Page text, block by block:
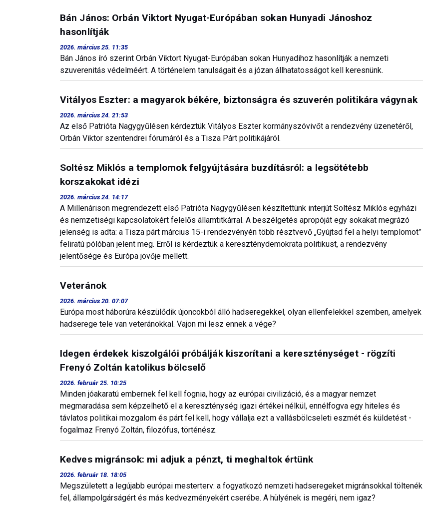
Bán János: Orbán Viktort Nyugat-Európában sokan Hunyadi Jánoshoz
hasonlítják
2026. március 25. 11:35
Bán János író szerint Orbán Viktort Nyugat-Európában sokan Hunyadihoz hasonlítják a nemzeti
szuverenitás védelméért. A történelem tanulságait és a józan állhatatosságot kell keresnünk.
Vitályos Eszter: a magyarok békére, biztonságra és szuverén politikára vágynak
2026. március 24. 21:53
Az első Patrióta Nagygyűlésen kérdeztük Vitályos Eszter kormányszóvivőt a rendezvény üzenetéről,
Orbán Viktor szentendrei fórumáról és a Tisza Párt politikájáról.
Soltész Miklós a templomok felgyújtására buzdításról: a legsötétebb
korszakokat idézi
2026. március 24. 14:17
A Millenárison megrendezett első Patrióta Nagygyűlésen készítettünk interjút Soltész Miklós egyházi
és nemzetiségi kapcsolatokért felelős államtitkárral. A beszélgetés apropóját egy sokakat megrázó
jelenség is adta: a Tisza párt március 15-i rendezvényén több résztvevő „Gyújtsd fel a helyi templomot”
feliratú pólóban jelent meg. Erről is kérdeztük a kereszténydemokrata politikust, a rendezvény
jelentősége és Európa jövője mellett.
Veteránok
2026. március 20. 07:07
Európa most háborúra készülődik újoncokból álló hadseregekkel, olyan ellenfelekkel szemben, amelyek
hadserege tele van veteránokkal. Vajon mi lesz ennek a vége?
Idegen érdekek kiszolgálói próbálják kiszorítani a kereszténységet - rögzíti
Frenyó Zoltán katolikus bölcselő
2026. február 25. 10:25
Minden jóakaratú embernek fel kell fognia, hogy az európai civilizáció, és a magyar nemzet
megmaradása sem képzelhető el a kereszténység igazi értékei nélkül, ennélfogva egy hiteles és
távlatos politikai mozgalom és párt fel kell, hogy vállalja ezt a vallásbölcseleti eszmét és küldetést -
fogalmaz Frenyó Zoltán, filozófus, történész.
Kedves migránsok: mi adjuk a pénzt, ti meghaltok értünk
2026. február 18. 18:05
Megszületett a legújabb európai mesterterv: a fogyatkozó nemzeti hadseregeket migránsokkal töltenék
fel, állampolgárságért és más kedvezményekért cserébe. A hülyének is megéri, nem igaz?